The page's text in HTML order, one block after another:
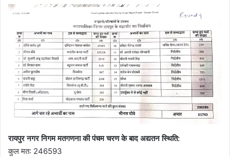
रायपुर नगर निगम मतगणना की पंचम चरण के बाद अद्यतन स्थिति:
कुल मत: 246593